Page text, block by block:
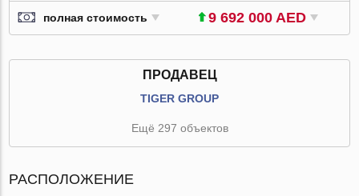
полная стоимость 9 692 000 AED
ПРОДАВЕЦ
TIGER GROUP
Ещё 297 объектов
РАСПОЛОЖЕНИЕ